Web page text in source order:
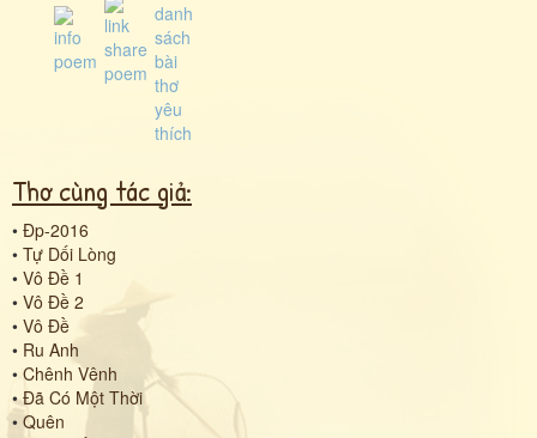
Thơ cùng tác giả:
• Đp-2016
• Tự Dối Lòng
• Vô Đề 1
• Vô Đề 2
• Vô Đề
• Ru Anh
• Chênh Vênh
•Đã Có Một Thời
• Quên